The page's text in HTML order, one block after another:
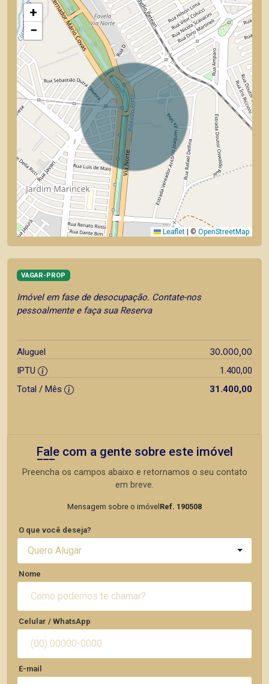
+
−
Leaflet © OpenStreetMap
VAGAR-PROP
Imóvel em fase de desocupação. Contate-nos
pessoalmente e faça sua Reserva
Aluguel 30.000,00
IPTU
1.400,00
Total / Mês
31.400,00
Fale com a gente sobre este imóvel
Preencha os campos abaixo e retornamos o seu contato
em breve.
Mensagem sobre o imóvel Ref. 190508
O que você deseja?
Quero Alugar
Nome
Celular / WhatsApp
E-mail